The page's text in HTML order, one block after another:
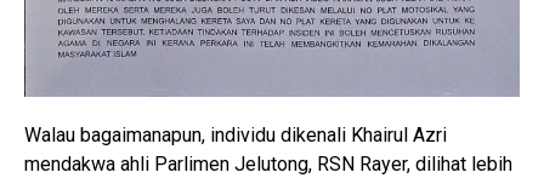
Walau bagaimanapun, individu dikenali Khairul Azri
mendakwa ahli Parlimen Jelutong, RSN Rayer, dilihat lebih